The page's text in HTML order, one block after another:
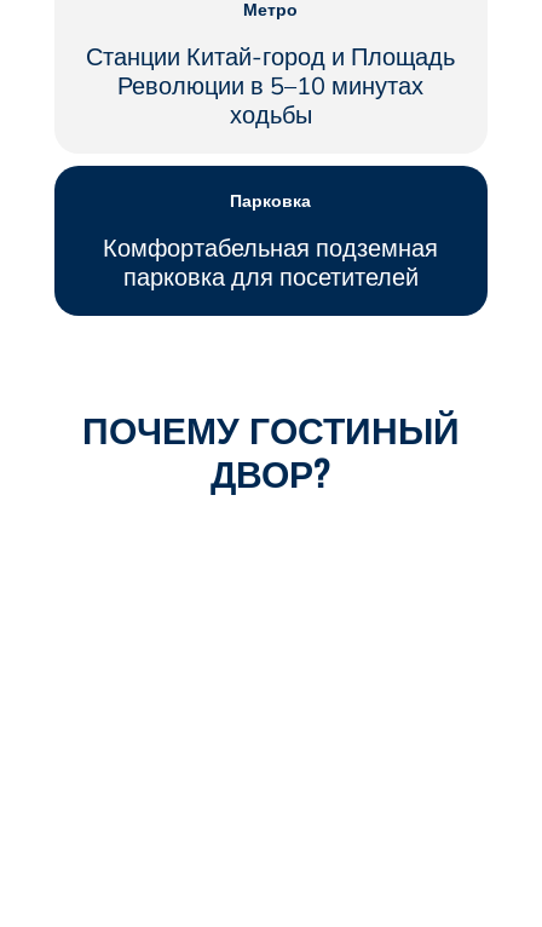
Метро
Станции Китай-город и Площадь
Революции в 5–10 минутах
ходьбы
Парковка
Комфортабельная подземная
парковка для посетителей
ПОЧЕМУ ГОСТИНЫЙ
ДВОР?